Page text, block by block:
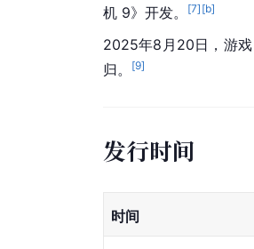
机 9》开发。
[7] [b]
2025年8月20日，游
归。
[9]
发行时间
时间